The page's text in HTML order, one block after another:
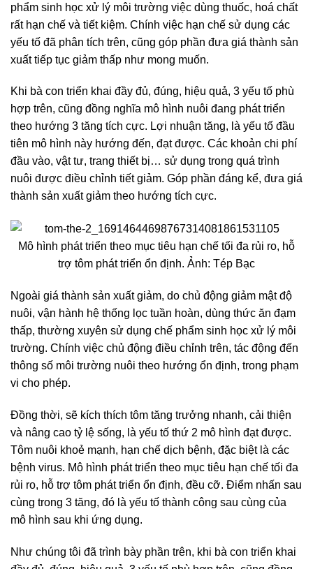
phẩm sinh học xử lý môi trường việc dùng thuốc, hoá chất
rất hạn chế và tiết kiệm. Chính việc hạn chế sử dụng các
yếu tố đã phân tích trên, cũng góp phần đưa giá thành sản
xuất tiếp tục giảm thấp như mong muốn.
Khi bà con triển khai đầy đủ, đúng, hiệu quả, 3 yếu tố phù
hợp trên, cũng đồng nghĩa mô hình nuôi đang phát triển
theo hướng 3 tăng tích cực. Lợi nhuận tăng, là yếu tố đầu
tiên mô hình này hướng đến, đạt được. Các khoản chi phí
đầu vào, vật tư, trang thiết bị… sử dụng trong quá trình
nuôi được điều chỉnh tiết giảm. Góp phần đáng kể, đưa giá
thành sản xuất giảm theo hướng tích cực.
Mô hình phát triển theo mục tiêu hạn chế tối đa rủi ro, hỗ
trợ tôm phát triển ổn định. Ảnh: Tép Bạc
Ngoài giá thành sản xuất giảm, do chủ động giảm mật độ
nuôi, vận hành hệ thống lọc tuần hoàn, dùng thức ăn đạm
thấp, thường xuyên sử dụng chế phẩm sinh học xử lý môi
trường. Chính việc chủ động điều chỉnh trên, tác động đến
thông số môi trường nuôi theo hướng ổn định, trong phạm
vi cho phép.
Đồng thời, sẽ kích thích tôm tăng trưởng nhanh, cải thiện
và nâng cao tỷ lệ sống, là yếu tố thứ 2 mô hình đạt được.
Tôm nuôi khoẻ mạnh, hạn chế dịch bệnh, đặc biệt là các
bệnh virus. Mô hình phát triển theo mục tiêu hạn chế tối đa
rủi ro, hỗ trợ tôm phát triển ổn định, đều cỡ. Điểm nhấn sau
cùng trong 3 tăng, đó là yếu tố thành công sau cùng của
mô hình sau khi ứng dụng.
Như chúng tôi đã trình bày phần trên, khi bà con triển khai